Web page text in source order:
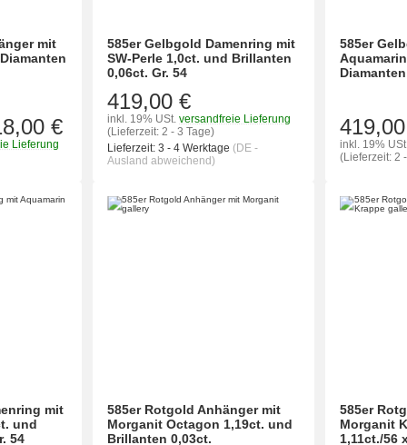
mit
€
Lieferung
585er Gelbgold Damenring mit
SW-Perle 1,0ct. und Brillanten
0,06ct. Gr. 54
419,00 €
inkl. 19% USt. versandfreie Lieferung
(Lieferzeit: 2 - 3 Tage)
Lieferzeit: 3 - 4 Werktage (DE -
Ausland abweichend)
585er
inkl. 19%
(Lieferzeit: 2
mit
und
54
585er Rotgold Anhänger mit
Morganit Octagon 1,19ct. und
Brillanten 0,03ct.
585er
Morganit
1,11ct./56